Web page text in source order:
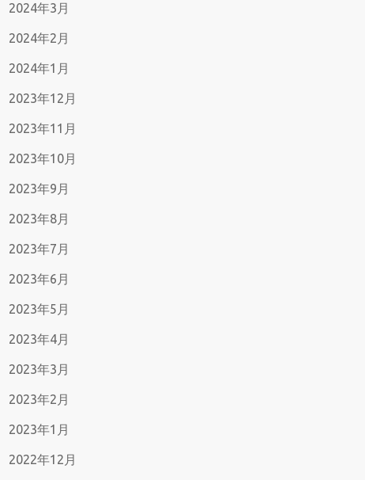
2024年3月
2024年2月
2024年1月
2023年12月
2023年11月
2023年10月
2023年9月
2023年8月
2023年7月
2023年6月
2023年5月
2023年4月
2023年3月
2023年2月
2023年1月
2022年12月